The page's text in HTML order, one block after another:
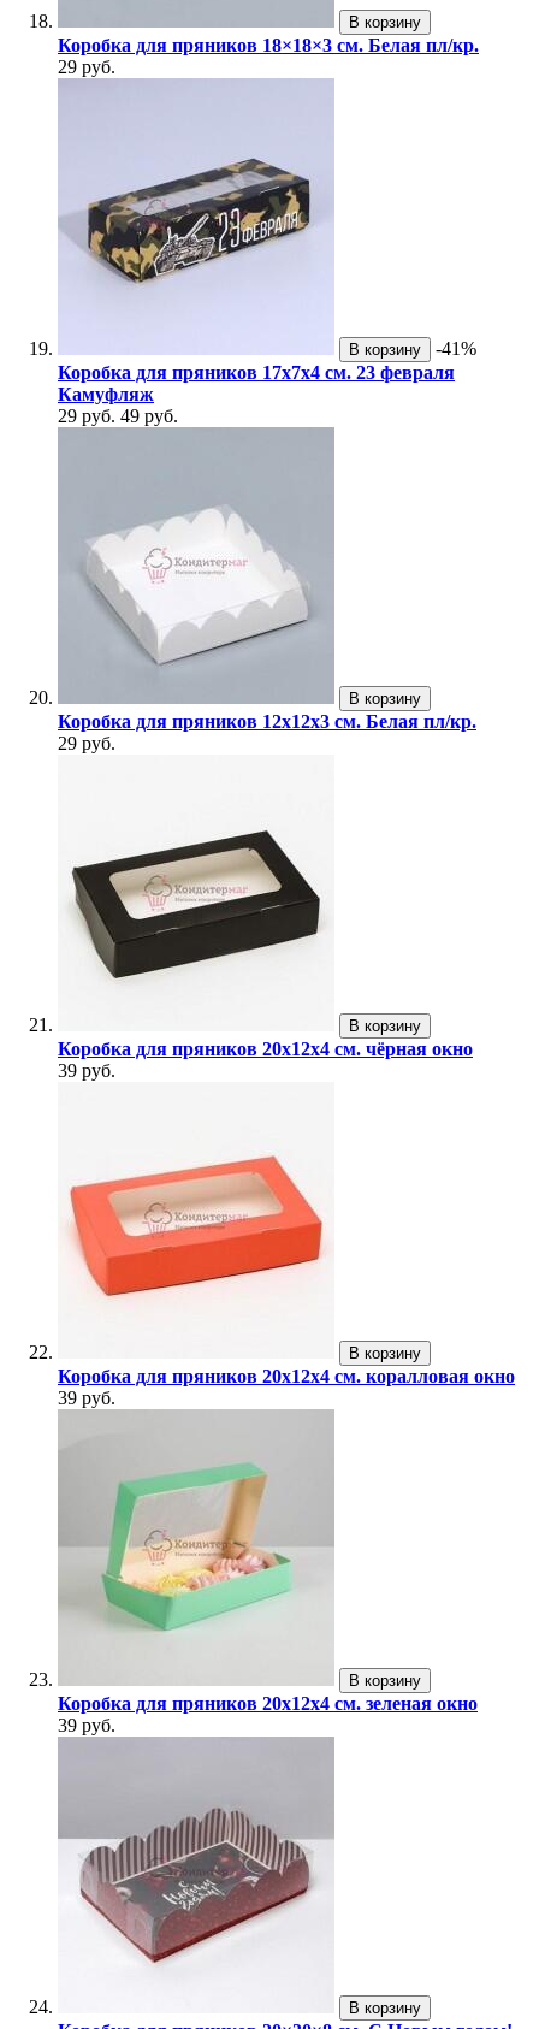
В корзину
Коробка для пряников 18×18×3 см. Белая пл/кр.
29 руб.
В корзину
-41%
Коробка для пряников 17х7х4 см. 23 февраля
Камуфляж
29 руб. 49 руб.
В корзину
Коробка для пряников 12х12х3 см. Белая пл/кр.
29 руб.
В корзину
Коробка для пряников 20х12х4 см. чёрная окно
39 руб.
В корзину
Коробка для пряников 20х12х4 см. коралловая окно
39 руб.
В корзину
Коробка для пряников 20х12х4 см. зеленая окно
39 руб.
В корзину